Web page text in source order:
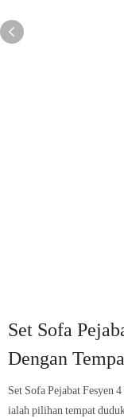
Set Sofa
Dengan
Set Sofa Pejabat Fesyen
ialah pilihan tempat